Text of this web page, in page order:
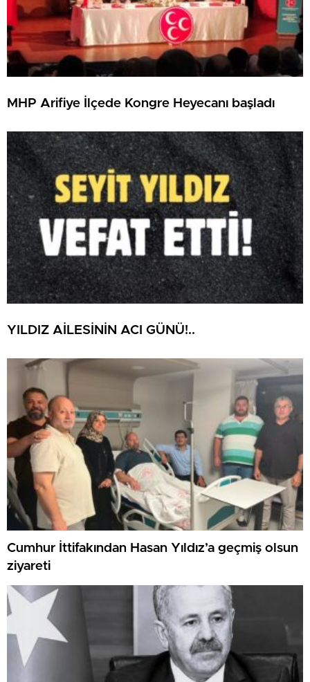
MHP Arifiye İlçede Kongre Heyecanı başladı
YILDIZ AİLESİNİN ACI GÜNÜ!..
Cumhur İttifakından Hasan Yıldız’a geçmiş olsun
ziyareti